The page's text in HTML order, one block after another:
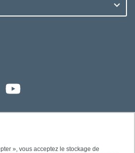
», vous acceptez le stockage de